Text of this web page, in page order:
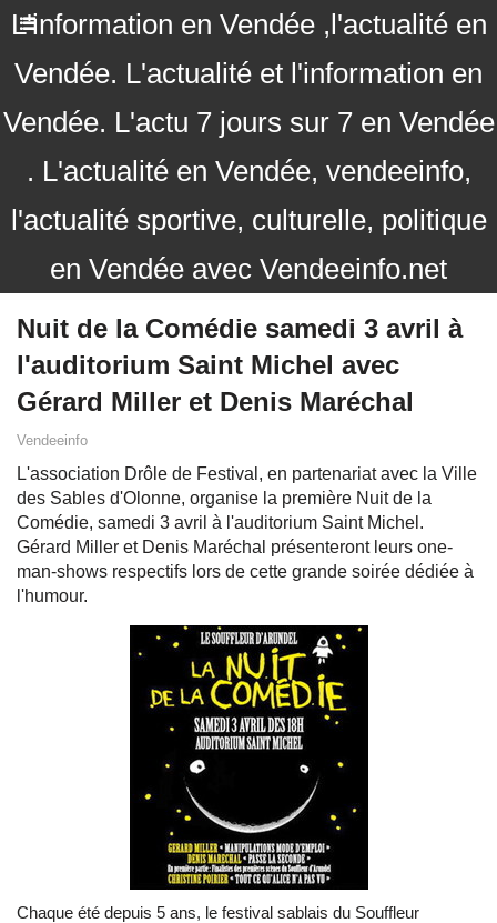
L'information en Vendée ,l'actualité en
Vendée. L'actualité et l'information en
Vendée. L'actu 7 jours sur 7 en Vendée
. L'actualité en Vendée, vendeeinfo,
l'actualité sportive, culturelle, politique
en Vendée avec Vendeeinfo.net
Nuit de la Comédie samedi 3 avril à
l'auditorium Saint Michel avec
Gérard Miller et Denis Maréchal
Vendeeinfo
L'association Drôle de Festival, en partenariat avec la Ville
des Sables d'Olonne, organise la première Nuit de la
Comédie, samedi 3 avril à l'auditorium Saint Michel.
Gérard Miller et Denis Maréchal présenteront leurs one-
man-shows respectifs lors de cette grande soirée dédiée à
l'humour.
Chaque été depuis 5 ans, le festival sablais du Souffleur